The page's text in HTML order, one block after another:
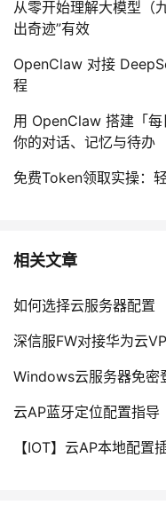
从零开始理解大模型
出奇迹”有效
OpenClaw 对接
程
用 OpenClaw 搭建「
你的对话、记忆与待办
免费Token领取实操：
相关文章
如何选择云服务器配置
深信服FW对接华为云
Windows云服务器免密
云AP蓝牙定位配置指导
【IOT】云AP本地配置